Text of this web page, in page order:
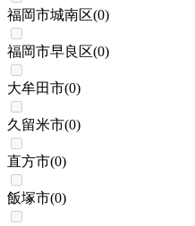
福岡市城南区(0)
福岡市早良区(0)
大牟田市(0)
久留米市(0)
直方市(0)
飯塚市(0)